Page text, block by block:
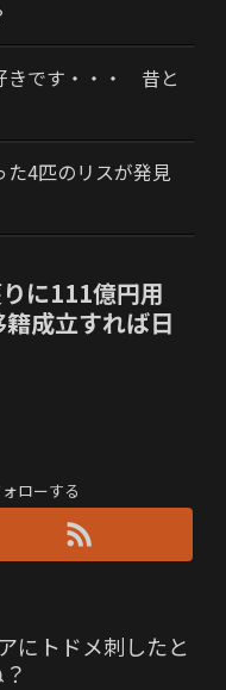
きです・・・ 昔と
4匹のリスが発見
に111億円用
成立すれば日
ローする
にトドメ刺したと